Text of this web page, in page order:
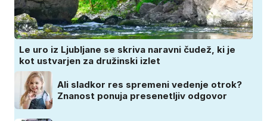
Le uro iz Ljubljane se skriva naravni čudež, ki je
kot ustvarjen za družinski izlet
Ali sladkor res spremeni vedenje otrok?
Znanost ponuja presenetljiv odgovor